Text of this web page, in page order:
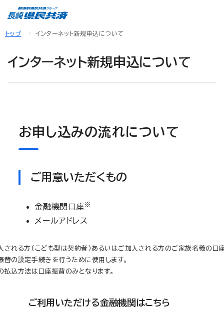
トップ インターネット新規申込について
インターネット新規申込について
お申し込みの流れについて
ご用意いただくもの
金融機関口座※
メールアドレス
される方（こども型は契約者）あるいはご加入される方のご家族名義の口
替の設定手続きを行うために使用します。
払込方法は口座振替のみとなります。
ご利用いただける金融機関はこちら